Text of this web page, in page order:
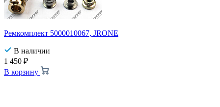
Ремкомплект 5000010067, JRONE
В наличии
1 450 ₽
В корзину